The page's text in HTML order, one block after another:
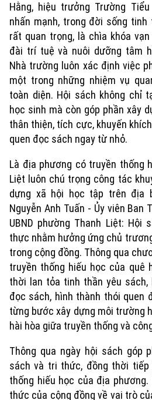
Xu hướng
Hằng, hiệu trưởng Trường
nhấn mạnh, trong đời sống
rất quan trọng, là chìa khóa
đài trí tuệ và nuôi dưỡng tâm
Nhà trường luôn xác định việc
một trong những nhiệm vụ
toàn diện. Hội sách không chỉ
học sinh mà còn góp phần xây
thân thiện, tích cực, khuyến
quen đọc sách ngay từ nhỏ.
Là địa phương có truyền thống
Liệt luôn chú trọng công tác
dựng xã hội học tập trên địa
Nguyễn Anh Tuấn - Ủy viên Ban
UBND phường Thanh Liệt: Hội
thực nhằm hưởng ứng chủ
trong cộng đồng. Thông qua
truyền thống hiếu học của quê
thời lan tỏa tinh thần yêu sách,
đọc sách, hình thành thói quen
từng bước xây dựng môi trường
hài hòa giữa truyền thống và
Thông qua ngày hội sách góp
sách và tri thức, đồng thời tiếp
thống hiếu học của địa phương.
thức của cộng đồng về vai trò